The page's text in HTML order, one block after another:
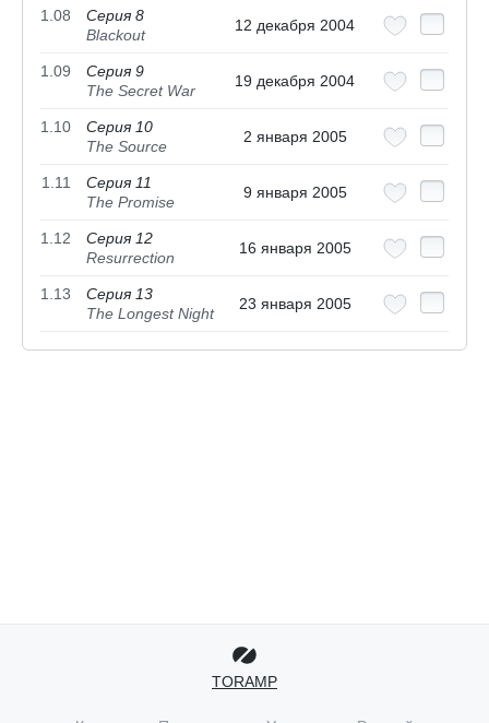
1.08
Серия 8
Blackout
12 декабря 2004
1.09
Серия 9
The Secret War
19 декабря 2004
1.10
Серия 10
The Source
2 января 2005
1.11
Серия 11
The Promise
9 января 2005
1.12
Серия 12
Resurrection
16 января 2005
1.13
Серия 13
The Longest Night
23 января 2005
TORAMP